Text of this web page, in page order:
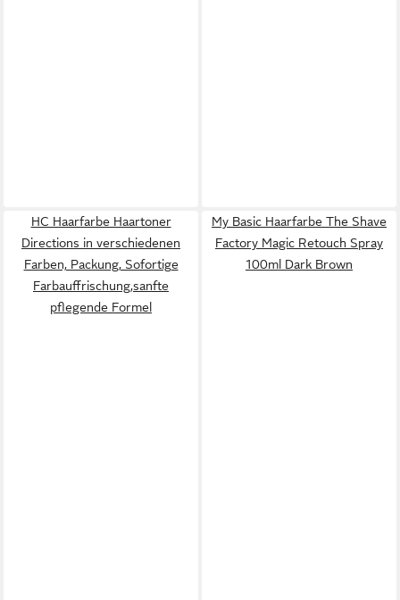
HC Haarfarbe Haartoner
Directions in verschiedenen
Farben, Packung, Sofortige
Farbauffrischung,sanfte
pflegende Formel
My Basic Haarfarbe The Shave
Factory Magic Retouch Spray
100ml Dark Brown